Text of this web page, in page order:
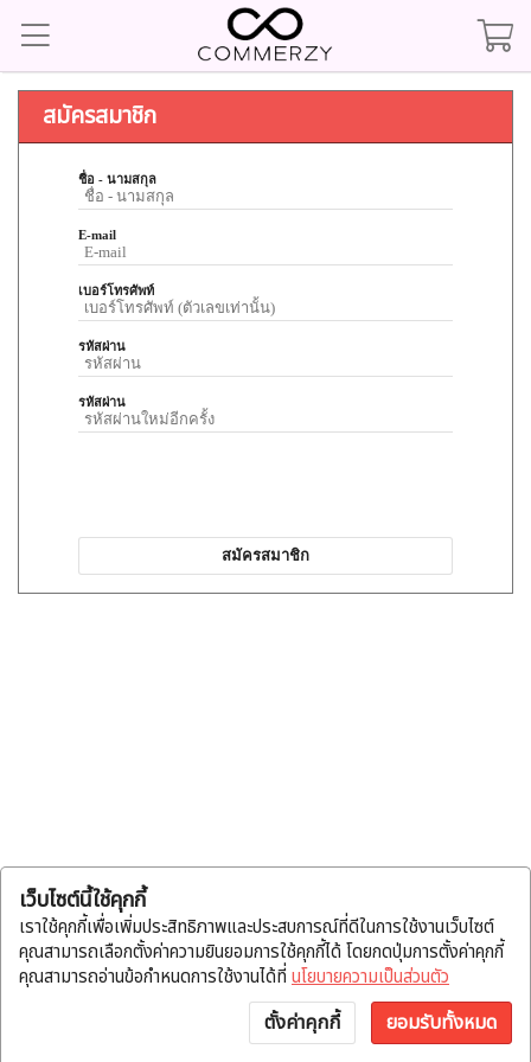
แจ้งโอน บัญชี พูดคุย
เว็บไซต์นี้ใช้คุกกี้
เราใช้คุกกี้เพื่อเพิ่มประสิทธิภาพและประสบการณ์ที่ดีในการใช้งานเว็บไซต์
คุณสามารถเลือกตั้งค่าความยินยอมการใช้คุกกี้ได้ โดยกดปุ่มการตั้งค่าคุกกี้
คุณสามารถอ่านข้อกำหนดการใช้งานได้ที่ นโยบายความเป็นส่วนตัว
ตั้งค่าคุกกี้ ยอมรับทั้งหมด
สมัครสมาชิก
ชื่อ - นามสกุล
E-mail
เบอร์โทรศัพท์
รหัสผ่าน
รหัสผ่าน
สมัครสมาชิก